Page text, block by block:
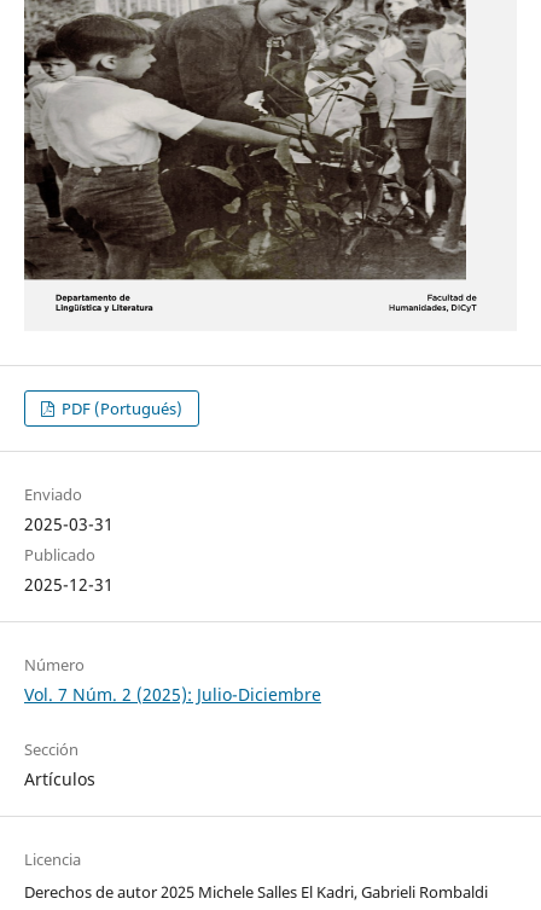
PDF (Portugués)
Enviado
2025-03-31
Publicado
2025-12-31
Número
Vol. 7 Núm. 2 (2025): Julio-Diciembre
Sección
Artículos
Licencia
Derechos de autor 2025 Michele Salles El Kadri, Gabrieli Rombaldi